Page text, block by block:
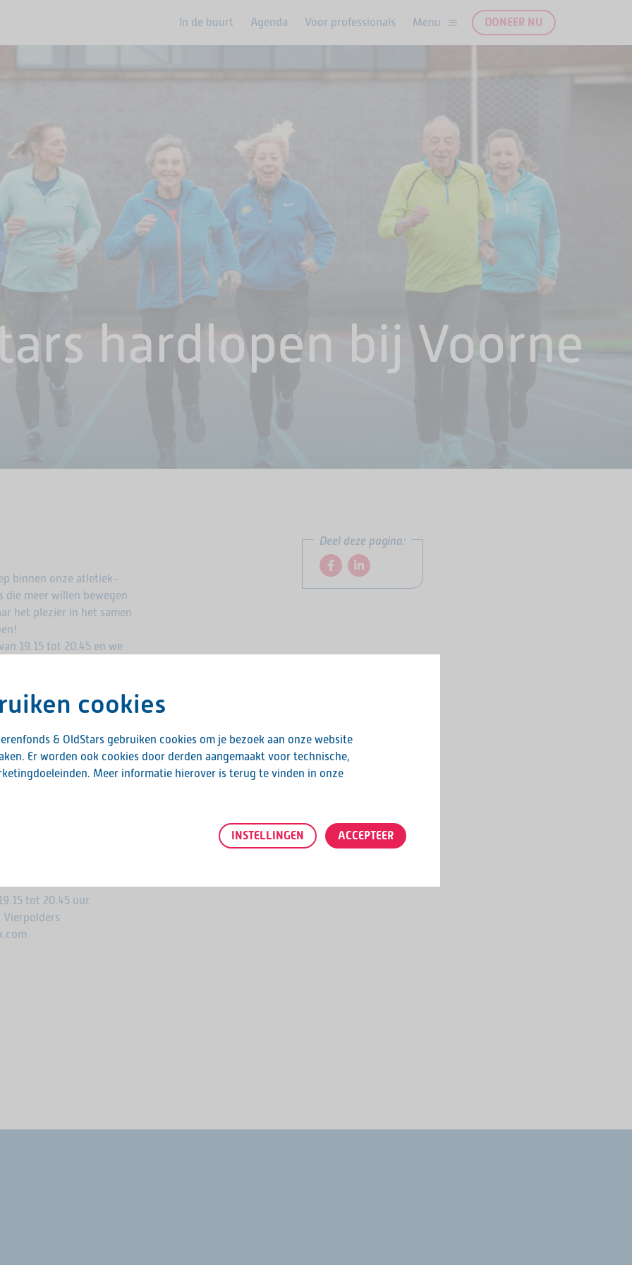
In de buurt Agenda Voor professionals DONEER NU
hardlopen bij Voorne
binnen onze atletiek-
die meer willen bewegen
het plezier in het samen
19.15 tot 20.45 en we
clubhuis op de atletiekbaan.
Dat kan met OldStars hardlopen!
door: Voorne Atletiek;
tot 20.45 uur
Vierpolders
Deel deze pagina:
cookies
& OldStars gebruiken cookies om je bezoek aan onze website
Er worden ook cookies door derden aangemaakt voor technische,
Meer informatie hierover is terug te vinden in onze
INSTELLINGEN ACCEPTEER